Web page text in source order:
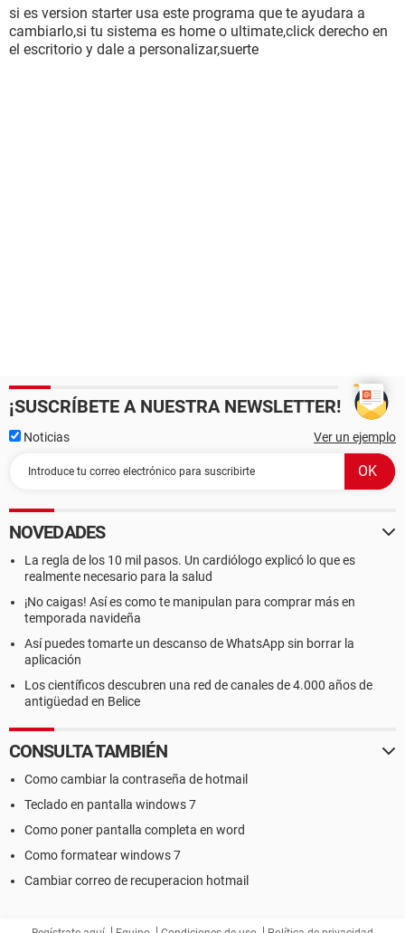
si es version starter usa este programa que te ayudara a
cambiarlo,si tu sistema es home o ultimate,click derecho en
el escritorio y dale a personalizar,suerte
¡SUSCRÍBETE A NUESTRA NEWSLETTER!
Noticias Ver un ejemplo
NOVEDADES
La regla de los 10 mil pasos. Un cardiólogo explicó lo que es
realmente necesario para la salud
¡No caigas! Así es como te manipulan para comprar más en
temporada navideña
Así puedes tomarte un descanso de WhatsApp sin borrar la
aplicación
Los científicos descubren una red de canales de 4.000 años de
antigüedad en Belice
CONSULTA TAMBIÉN
Como cambiar la contraseña de hotmail
Teclado en pantalla windows 7
Como poner pantalla completa en word
Como formatear windows 7
Cambiar correo de recuperacion hotmail